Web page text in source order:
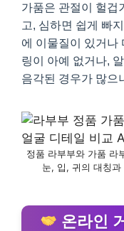
가품은 관절이 헐겁
고, 심하면 쉽게 빠
에 이물질이 있거나
링이 아예 없거나,
음각된 경우가 많으
정품 라부부와 가품 라
눈, 입, 귀의 대칭
온라인